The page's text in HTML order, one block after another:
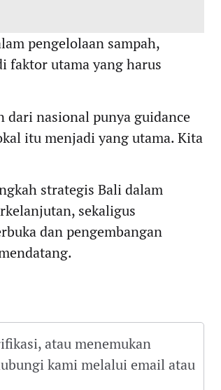
pengelolaan sampah,
faktor utama yang harus
dari nasional punya guidance
itu menjadi yang utama. Kita
strategis Bali dalam
sekaligus
dan pengembangan
atau menemukan
kami melalui email atau